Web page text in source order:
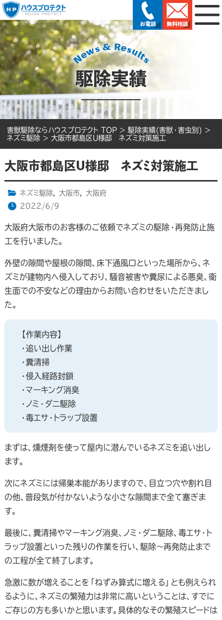
駆除実績
害獣駆除ならハウスプロテクト TOP > 駆除実績(害獣・害虫別) >
ネズミ駆除 > 大阪市都島区U様邸 ネズミ対策施工
大阪市都島区U様邸 ネズミ対策施工
ネズミ駆除, 大阪市,
大阪府
2022/6/9
大阪府大阪市のお客様のご依頼でネズミの駆除・再発防止施
工を行いました。
外壁の隙間や屋根の隙間、床下通風口といった場所から、ネ
ズミが建物内へ侵入しており、騒音被害や糞尿による悪臭、衛
生面での不安などの理由からお問い合わせをいただきまし
た。
【作業内容】
・追い出し作業
・糞清掃
・侵入経路封鎖
・マーキング消臭
・ノミ・ダニ駆除
・毒エサ・トラップ設置
まずは、燻煙剤を使って屋内に潜んでいるネズミを追い出し
ます。
次にネズミには帰巣本能がありますので、目立つ穴や割れ目
の他、普段気が付かないような小さな隙間まで全て塞ぎま
す。
最後に、糞清掃やマーキング消臭、ノミ・ダニ駆除、毒エサ・ト
ラップ設置といった残りの作業を行い、駆除～再発防止まで
の工程が全て終了します。
急激に数が増えることを「ねずみ算式に増える」とも例えられ
るように、ネズミの繁殖力は非常に高いということは、すでに
ご存じの方も多いかと思います。具体的なその繁殖スピードは